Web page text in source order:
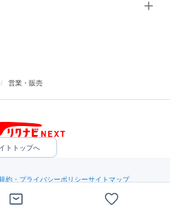
/ 営業・販売
トトップへ
約・プライバシーポリシーサイトマップ
）Indeed Inc.